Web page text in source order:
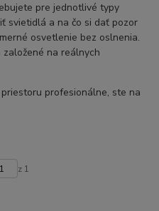
pre jednotlivé typy
svietidlá a na čo si dať pozor
osvetlenie bez oslnenia.
na reálnych
profesionálne, ste na
z 1